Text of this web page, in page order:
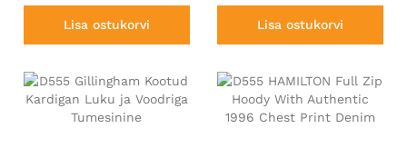
Lisa ostukorvi Lisa ostukorvi